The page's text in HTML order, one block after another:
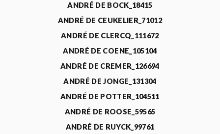
ANDRÉ DE BOCK_18415
ANDRÉ DE CEUKELIER_71012
ANDRÉ DE CLERCQ_111672
ANDRÉ DE COENE_105104
ANDRÉ DE CREMER_126694
ANDRÉ DE JONGE_131304
ANDRÉ DE POTTER_104511
ANDRÉ DE ROOSE_59565
ANDRÉ DE RUYCK_99761